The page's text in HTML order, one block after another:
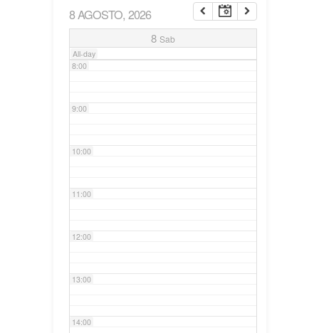
8 AGOSTO, 2026
8 Sab
All-day
7:00
8:00
9:00
10:00
11:00
12:00
13:00
14:00